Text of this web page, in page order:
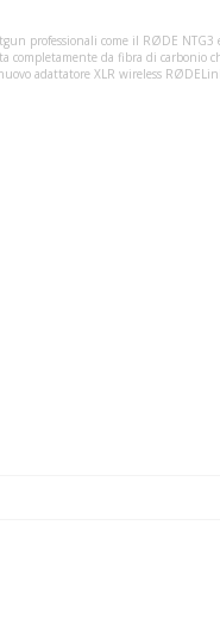
professionali come il RØDE
completamente da fibra di
adattatore XLR wireless